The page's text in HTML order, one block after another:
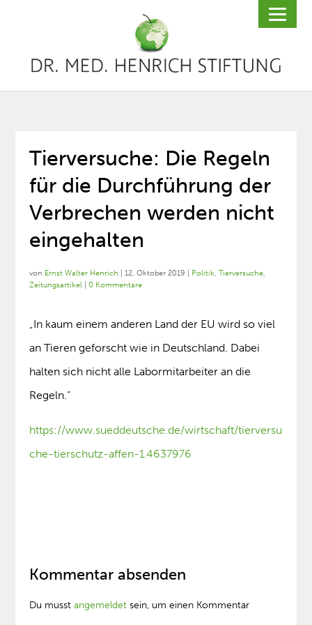
Tierversuche: Die Regeln
für die Durchführung der
Verbrechen werden nicht
eingehalten
von Ernst Walter Henrich |12. Oktober 2019 Politik,Tierversuche,
Zeitungsartikel |0 Kommentare
„In kaum einem anderen Land der EU wird so viel
an Tieren geforscht wie in Deutschland. Dabei
halten sich nicht alle Labormitarbeiter an die
Regeln.“
https://www.sueddeutsche.de/wirtschaft/tierversu
che-tierschutz-affen-1.4637976
Kommentar absenden
Du musstangemeldet sein, um einen Kommentar